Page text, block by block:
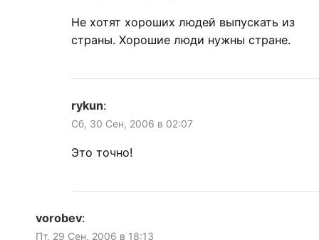
Не хотят хороших людей выпускать из
страны. Хорошие люди нужны стране.
rykun:
Сб, 30 Сен, 2006 в 02:07
Это точно!
vorobev:
Пт, 29 Сен, 2006 в 18:13